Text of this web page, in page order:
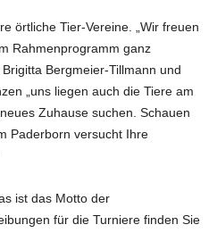
örtliche Tier-Vereine. „Wir freuen
Rahmenprogramm ganz
Bergmeier-Tillmann und
„uns liegen auch die Tiere am
Zuhause suchen. Schauen
Paderborn versucht Ihre
ist das Motto der
für die Turniere finden Sie